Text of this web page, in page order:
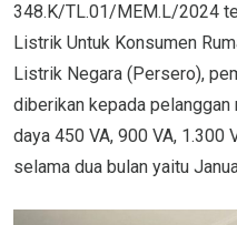
348.K/TL.01/MEM.L/2024
Listrik Untuk Konsumen
Listrik Negara (Persero),
diberikan kepada
daya 450 VA, 900 VA, 1.300
selama dua bulan yaitu